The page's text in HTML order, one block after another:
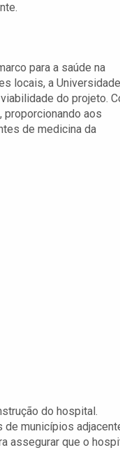
para a saúde na
locais, a Universidade
do projeto.
proporcionando aos
de medicina da
do hospital.
de municípios
assegurar que o